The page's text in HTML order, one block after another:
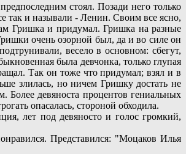
стоял. Позади него только
так и называли - Ленин. Своим все ясно,
Гришка и придумал. Гришка на разные
очень озорной был, да и во силе он
весело в основном: сбегут,
была девчонка, только глупая
Так он тоже что придумал; взял и в
злилась, но ничем Гришку достать не
девяноста процентов гениальных
опасалась, стороной обходила.
лет под девяносто и голос громкий,
Представился: "Моцаков Илья